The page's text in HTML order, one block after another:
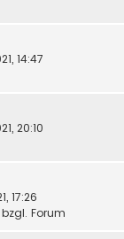
14:47
20:10
17:26
Forum